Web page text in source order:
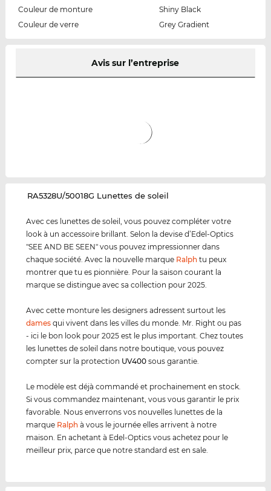
Couleur de monture
Shiny Black
Couleur de verre
Grey Gradient
Avis sur l’entreprise
‌RA5328U/50018G Lunettes de soleil
Avec ces lunettes de soleil, vous pouvez compléter votre
look à un accessoire brillant. Selon la devise d’Edel-Optics
"SEE AND BE SEEN" vous pouvez impressionner dans
chaque société. Avec la nouvelle marque Ralph tu peux
montrer que tu es pionnière. Pour la saison courant la
marque se distingue avec sa collection pour 2025.
Avec cette monture les designers adressent surtout les
dames qui vivent dans les villes du monde. Mr. Right ou pas
- ici le bon look pour 2025 est le plus important. Chez toutes
les lunettes de soleil dans notre boutique, vous pouvez
compter sur la protection UV400 sous garantie.
Le modèle est déjà commandé et prochainement en stock.
Si vous commandez maintenant, vous vous garantir le prix
favorable. Nous enverrons vos nouvelles lunettes de la
marque Ralph à vous le journée elles arrivent à notre
maison. En achetant à Edel-Optics vous achetez pour le
meilleur prix, parce que notre standard est en sale.